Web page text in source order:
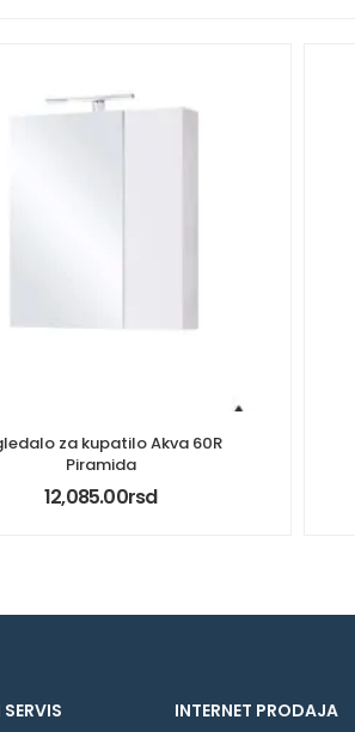
za kupatilo Akva 60R
Piramida
12,085.00rsd
INTERNET PRODAJA